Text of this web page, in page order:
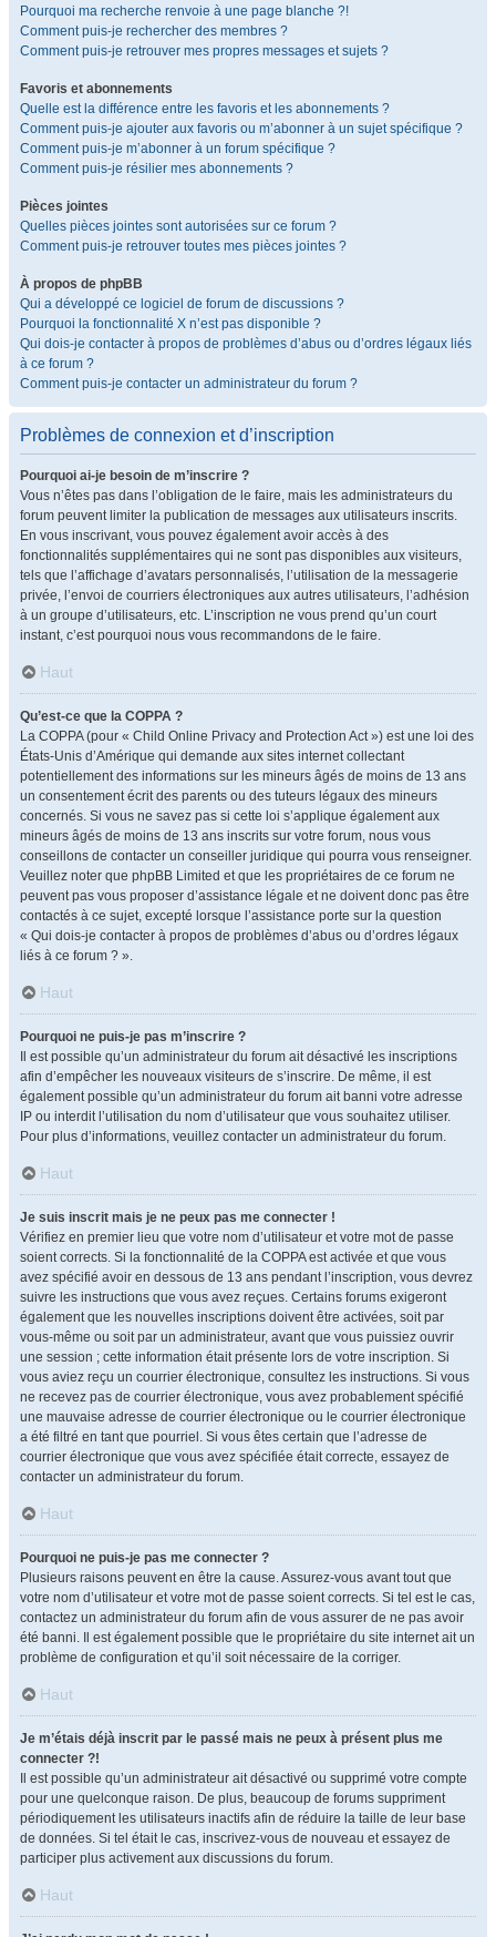
Pourquoi ma recherche renvoie à une page blanche ?!
Comment puis-je rechercher des membres ?
Comment puis-je retrouver mes propres messages et sujets ?
Favoris et abonnements
Quelle est la différence entre les favoris et les abonnements ?
Comment puis-je ajouter aux favoris ou m’abonner à un sujet spécifique ?
Comment puis-je m’abonner à un forum spécifique ?
Comment puis-je résilier mes abonnements ?
Pièces jointes
Quelles pièces jointes sont autorisées sur ce forum ?
Comment puis-je retrouver toutes mes pièces jointes ?
À propos de phpBB
Qui a développé ce logiciel de forum de discussions ?
Pourquoi la fonctionnalité X n’est pas disponible ?
Qui dois-je contacter à propos de problèmes d’abus ou d’ordres légaux liés
à ce forum ?
Comment puis-je contacter un administrateur du forum ?
Problèmes de connexion et d’inscription
Pourquoi ai-je besoin de m’inscrire ?
Vous n’êtes pas dans l’obligation de le faire, mais les administrateurs du
forum peuvent limiter la publication de messages aux utilisateurs inscrits.
En vous inscrivant, vous pouvez également avoir accès à des
fonctionnalités supplémentaires qui ne sont pas disponibles aux visiteurs,
tels que l’affichage d’avatars personnalisés, l’utilisation de la messagerie
privée, l’envoi de courriers électroniques aux autres utilisateurs, l’adhésion
à un groupe d’utilisateurs, etc. L’inscription ne vous prend qu’un court
instant, c’est pourquoi nous vous recommandons de le faire.
Haut
Qu’est-ce que la COPPA ?
La COPPA (pour « Child Online Privacy and Protection Act ») est une loi des
États-Unis d’Amérique qui demande aux sites internet collectant
potentiellement des informations sur les mineurs âgés de moins de 13 ans
un consentement écrit des parents ou des tuteurs légaux des mineurs
concernés. Si vous ne savez pas si cette loi s’applique également aux
mineurs âgés de moins de 13 ans inscrits sur votre forum, nous vous
conseillons de contacter un conseiller juridique qui pourra vous renseigner.
Veuillez noter que phpBB Limited et que les propriétaires de ce forum ne
peuvent pas vous proposer d’assistance légale et ne doivent donc pas être
contactés à ce sujet, excepté lorsque l’assistance porte sur la question
« Qui dois-je contacter à propos de problèmes d’abus ou d’ordres légaux
liés à ce forum ? ».
Haut
Pourquoi ne puis-je pas m’inscrire ?
Il est possible qu’un administrateur du forum ait désactivé les inscriptions
afin d’empêcher les nouveaux visiteurs de s’inscrire. De même, il est
également possible qu’un administrateur du forum ait banni votre adresse
IP ou interdit l’utilisation du nom d’utilisateur que vous souhaitez utiliser.
Pour plus d’informations, veuillez contacter un administrateur du forum.
Haut
Je suis inscrit mais je ne peux pas me connecter !
Vérifiez en premier lieu que votre nom d’utilisateur et votre mot de passe
soient corrects. Si la fonctionnalité de la COPPA est activée et que vous
avez spécifié avoir en dessous de 13 ans pendant l’inscription, vous devrez
suivre les instructions que vous avez reçues. Certains forums exigeront
également que les nouvelles inscriptions doivent être activées, soit par
vous-même ou soit par un administrateur, avant que vous puissiez ouvrir
une session ; cette information était présente lors de votre inscription. Si
vous aviez reçu un courrier électronique, consultez les instructions. Si vous
ne recevez pas de courrier électronique, vous avez probablement spécifié
une mauvaise adresse de courrier électronique ou le courrier électronique
a été filtré en tant que pourriel. Si vous êtes certain que l’adresse de
courrier électronique que vous avez spécifiée était correcte, essayez de
contacter un administrateur du forum.
Haut
Pourquoi ne puis-je pas me connecter ?
Plusieurs raisons peuvent en être la cause. Assurez-vous avant tout que
votre nom d’utilisateur et votre mot de passe soient corrects. Si tel est le cas,
contactez un administrateur du forum afin de vous assurer de ne pas avoir
été banni. Il est également possible que le propriétaire du site internet ait un
problème de configuration et qu’il soit nécessaire de la corriger.
Haut
Je m’étais déjà inscrit par le passé mais ne peux à présent plus me
connecter ?!
Il est possible qu’un administrateur ait désactivé ou supprimé votre compte
pour une quelconque raison. De plus, beaucoup de forums suppriment
périodiquement les utilisateurs inactifs afin de réduire la taille de leur base
de données. Si tel était le cas, inscrivez-vous de nouveau et essayez de
participer plus activement aux discussions du forum.
Haut